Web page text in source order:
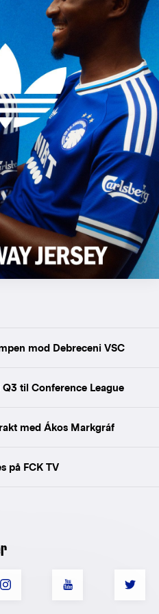
mod Debreceni VSC
til Conference League
med Ákos Markgráf
på FCK TV